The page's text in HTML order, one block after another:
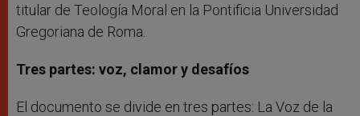
titular de Teología Moral en la Pontificia Universidad
Gregoriana de Roma.
Tres partes: voz, clamor y desafíos
El documento se divide en tres partes: La Voz de la